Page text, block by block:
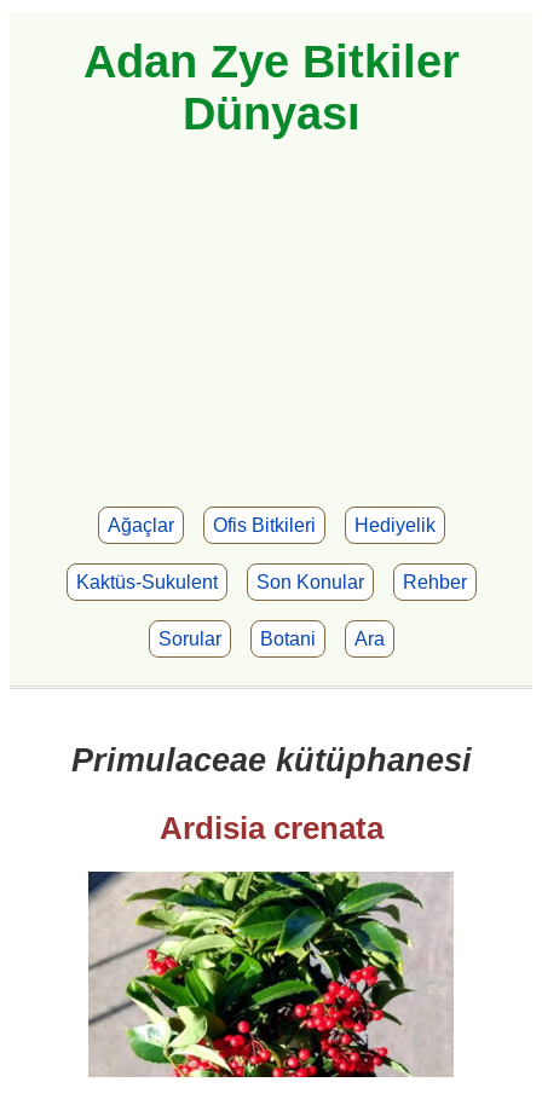
Adan Zye Bitkiler
Dünyası
Ağaçlar Ofis Bitkileri Hediyelik
Kaktüs-Sukulent Son Konular Rehber
Sorular Botani Ara
Primulaceae kütüphanesi
Ardisia crenata